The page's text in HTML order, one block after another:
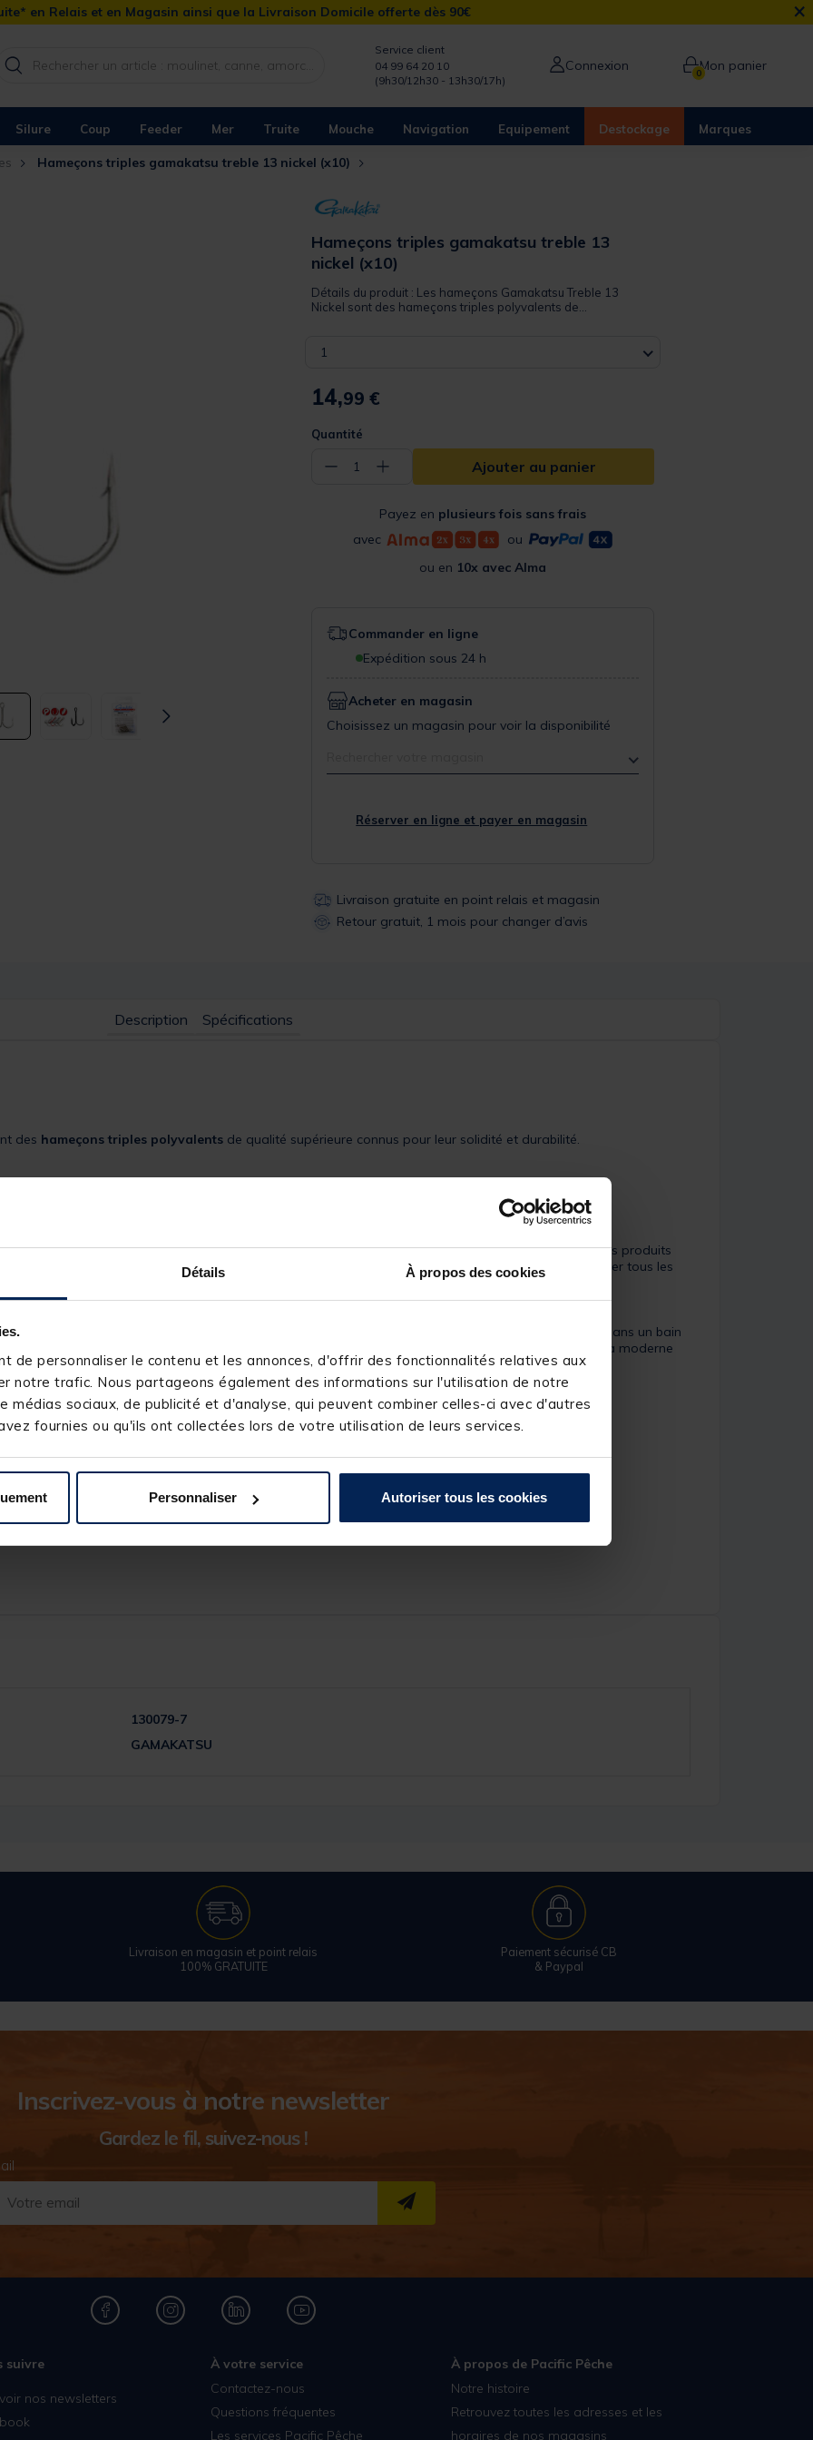
Détails À propos des cookies
de personnaliser le contenu et les annonces, d'offrir des fonctionnalités relatives aux
notre trafic. Nous partageons également des informations sur l'utilisation de notre
médias sociaux, de publicité et d'analyse, qui peuvent combiner celles-ci avec d'autres
fournies ou qu'ils ont collectées lors de votre utilisation de leurs services.
Personnaliser Autoriser tous les cookies
en Relais et en Magasin ainsi que la Livraison Domicile offerte dès 90€ ×
Service client
04 99 64 20 10
(9h30/12h30 - 13h30/17h)
Connexion 0Mon panier
Silure Coup Feeder Mer Truite Mouche Navigation Equipement Destockage Marques
Hameçons triples gamakatsu treble 13 nickel (x10)
Hameçons triples gamakatsu treble 13
nickel (x10)
Détails du produit : Les hameçons Gamakatsu Treble 13
Nickel sont des hameçons triples polyvalents de...
1
14,99 €
Quantité
− 1 + Ajouter au panier
Payez en plusieurs fois sans frais
avec
ou
ou en 10x avec Alma
Commander en ligne
Expédition sous 24 h
Acheter en magasin
Choisissez un magasin pour voir la disponibilité
Réserver en ligne et payer en magasin
Livraison gratuite en point relais et magasin
Retour gratuit, 1 mois pour changer d’avis
Description Spécifications
des hameçons triples polyvalents de qualité supérieure connus pour leur solidité et durabilité.
matière première utilisés lors de la fabrication deshameçons Gamakatsupermettent de réaliser des produits
d’abord,
utilise un acier haut de gamme à forte teneur en carbone qui permet d’éviter tous les
plus avancé au monde. Chaque hameçon est chauffé à une température précise puis est rafraîchi dans un bain
en conservant leur flexibilité. Finalement et sûrement le plus important, le processus d’aiguisage ultra moderne
conique d’une précision inégalée.
13:
130079-7
GAMAKATSU
Livraison en magasin et point relais
100% GRATUITE
Paiement sécurisé CB
& Paypal
Inscrivez-vous à notre newsletter
Gardez le fil, suivez-nous !
S''INSCRIRE
suivre
nos newsletters
À votre service
Contactez-nous
Questions fréquentes
Les services Pacific Pêche
À propos de Pacific Pêche
Notre histoire
Retrouvez toutes les adresses et les
horaires de nos magasins